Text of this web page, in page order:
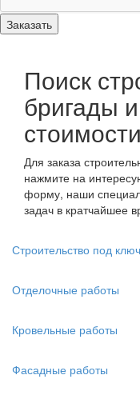
Поиск
бригады
Для заказа
нажмите на
форму, наши
задач в кратчайшее
Строительство под ключ
Отделочные работы
Кровельные работы
Фасадные работы